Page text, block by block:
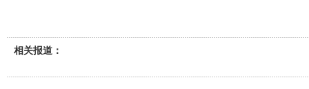
相关报道：